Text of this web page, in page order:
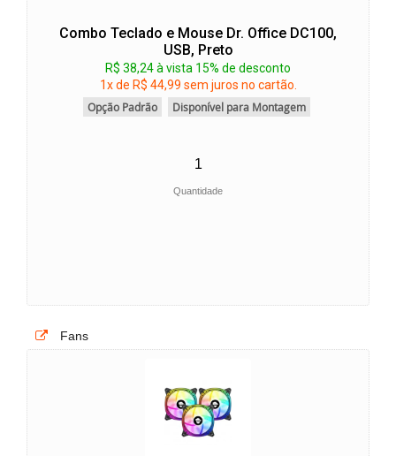
Combo Teclado e Mouse Dr. Office DC100,
USB, Preto
R$ 38,24 à vista 15% de desconto
1x de R$ 44,99 sem juros no cartão.
Opção Padrão
Disponível para Montagem
Quantidade
Fans